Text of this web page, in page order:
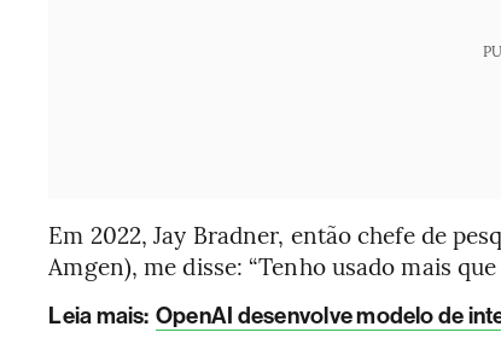
Em 2022, Jay Bradner, então chefe de
Amgen), me disse: “Tenho usado mais que
Leia mais: OpenAI desenvolve modelo de